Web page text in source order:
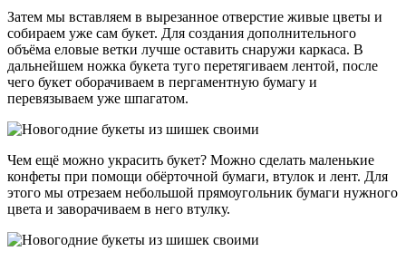
Затем мы вставляем в вырезанное отверстие живые цветы и
собираем уже сам букет. Для создания дополнительного
объёма еловые ветки лучше оставить снаружи каркаса. В
дальнейшем ножка букета туго перетягиваем лентой, после
чего букет оборачиваем в пергаментную бумагу и
перевязываем уже шпагатом.
Чем ещё можно украсить букет? Можно сделать маленькие
конфеты при помощи обёрточной бумаги, втулок и лент. Для
этого мы отрезаем небольшой прямоугольник бумаги нужного
цвета и заворачиваем в него втулку.